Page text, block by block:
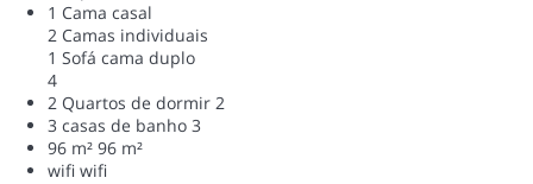
1 Cama casal
2 Camas individuais
1 Sofá cama duplo
4
2 Quartos de dormir 2
3 casas de banho 3
96 m² 96 m²
wifi wifi